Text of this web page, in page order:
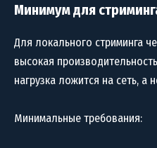
Минимум для
Для локального стриминга
высокая
нагрузка ложится на сеть, а
Минимальные требования: